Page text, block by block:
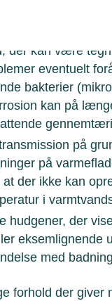
der kan være
eventuelt
bakterier
kan på
på
på
der ikke kan
i
hudgener, der
eksemlignende
med
forhold der giver